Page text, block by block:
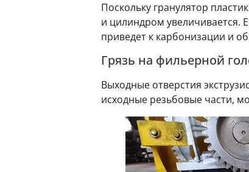
Поскольку гранулятор
и цилиндром увеличивается.
приведет к карбонизации и
Грязь на фильерной
Выходные отверстия
исходные резьбовые части,